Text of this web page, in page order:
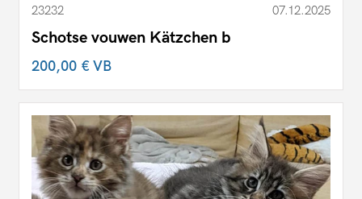
23232 07.12.2025
Schotse vouwen Kätzchen b
200,00 €VB